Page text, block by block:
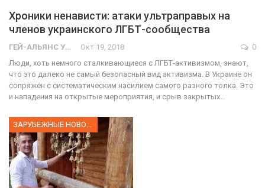
Хроники ненависти: атаки ультраправых на
членов украинского ЛГБТ-сообщества
ГЕЙ-АЛЬЯНС УКРАИНА Окт 19, 2018
0
Люди, хоть немного сталкивающиеся с ЛГБТ-активизмом, знают,
что это далеко не самый безопасный вид активизма. В Украине он
сопряжён с систематическим насилием самого разного толка. Это
и нападения на открытые мероприятия, и срыв закрытых…